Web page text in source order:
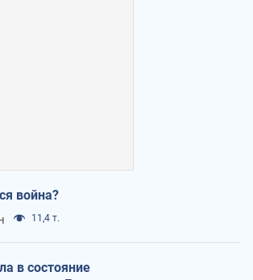
война?
11,4 т.
в состояние